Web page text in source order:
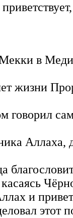
Мекки в
жизни
говорил
Аллаха,
и
этот